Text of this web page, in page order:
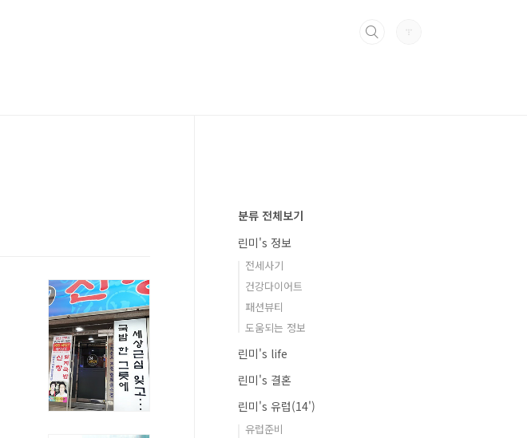
분류 전체보기
린미's 정보
전세사기
건강다이어트
패션뷰티
도움되는 정보
린미's life
린미's 결혼
린미's 유럽(14')
유럽준비